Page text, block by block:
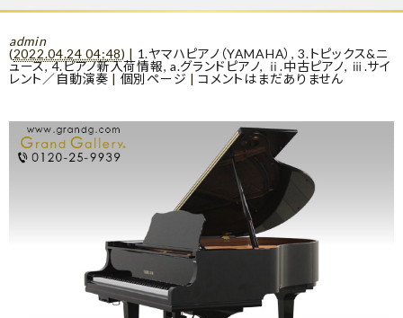
admin
(2022.04.24 04:48) | 1.ヤマハピアノ（YAMAHA） ,3.トピックス&ニ
ュース,4.ピアノ新入荷情報, a.グランドピアノ, ⅱ.中古ピアノ, ⅲ.サイ
レント／自動演奏 | 個別ページ |コメントはまだありません